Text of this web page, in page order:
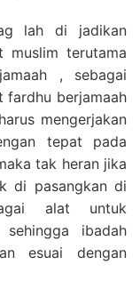
lah di jadikan
muslim terutama
, sebagai
fardhu berjamaah
mengerjakan
tepat pada
tak heran jika
di pasangkan di
alat untuk
ibadah
esuai dengan